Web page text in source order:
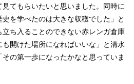
てもらいたいと思いました。同時に
を学べたのは大きな収穫でした」と
ち入ることのできない赤レンガ倉庫
開けた場所になればいいな」と清水
の第一歩になったかなと思っていま